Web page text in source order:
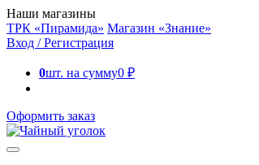
Наши магазины
ТРК «Пирамида» Магазин «Знание»
Вход / Регистрация
0шт. на сумму0 ₽
Оформить заказ